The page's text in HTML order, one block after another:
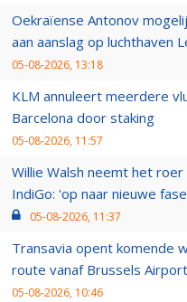
Oekraïense Antonov
aan aanslag op luchthaven
05-08-2026, 13:18
KLM annuleert meerdere
Barcelona door staking
05-08-2026, 11:57
Willie Walsh neemt het
IndiGo: 'op naar nieuwe
05-08-2026, 11:37
Transavia opent komende
route vanaf Brussels Airport
05-08-2026, 10:46